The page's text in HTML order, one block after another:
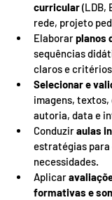
curricular (LDB,
rede, projeto
Elaborar planos
sequências
claros e
Selecionar e
imagens, textos,
autoria, data e
Conduzir aulas
estratégias
necessidades.
Aplicar
formativas e